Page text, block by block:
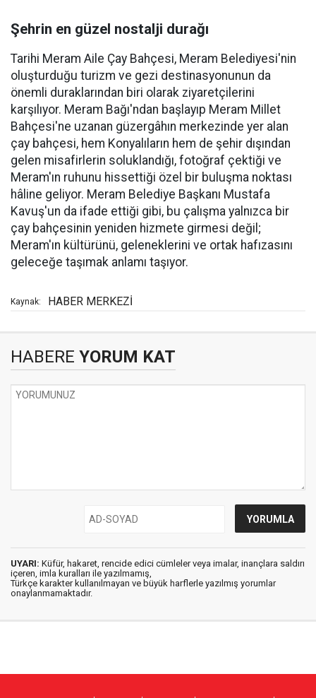
Şehrin en güzel nostalji durağı
Tarihi Meram Aile Çay Bahçesi, Meram Belediyesi'nin
oluşturduğu turizm ve gezi destinasyonunun da
önemli duraklarından biri olarak ziyaretçilerini
karşılıyor. Meram Bağı'ndan başlayıp Meram Millet
Bahçesi'ne uzanan güzergâhın merkezinde yer alan
çay bahçesi, hem Konyalıların hem de şehir dışından
gelen misafirlerin soluklandığı, fotoğraf çektiği ve
Meram'ın ruhunu hissettiği özel bir buluşma noktası
hâline geliyor. Meram Belediye Başkanı Mustafa
Kavuş'un da ifade ettiği gibi, bu çalışma yalnızca bir
çay bahçesinin yeniden hizmete girmesi değil;
Meram'ın kültürünü, geleneklerini ve ortak hafızasını
geleceğe taşımak anlamı taşıyor.
Kaynak: HABER MERKEZİ
HABERE YORUM KAT
UYARI: Küfür, hakaret, rencide edici cümleler veya imalar, inançlara saldırı
içeren, imla kuralları ile yazılmamış,
Türkçe karakter kullanılmayan ve büyük harflerle yazılmış yorumlar
onaylanmamaktadır.